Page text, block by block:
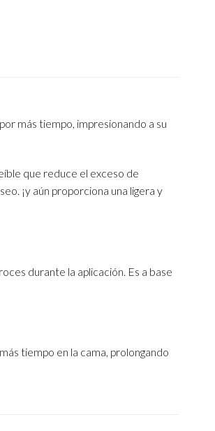
más tiempo, impresionando a su
que reduce el exceso de
¡y aún proporciona una ligera y
durante la aplicación. Es a base
tiempo en la cama, prolongando